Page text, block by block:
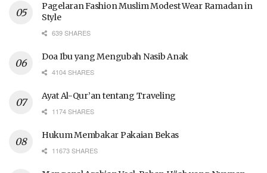
Pagelaran Fashion Muslim Modest Wear Ramadan in
Style
639 SHARES
Doa Ibu yang Mengubah Nasib Anak
4104 SHARES
Ayat Al-Qur’an tentang Traveling
1174 SHARES
Hukum Membakar Pakaian Bekas
11673 SHARES